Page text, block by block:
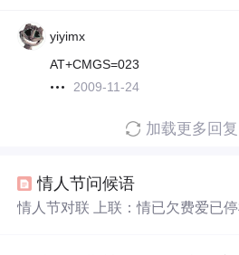
yiyimx
AT+CMGS=023
2009-11-24
加载更多回复
情人节问候语
情人节对联 上联：情已欠费爱已